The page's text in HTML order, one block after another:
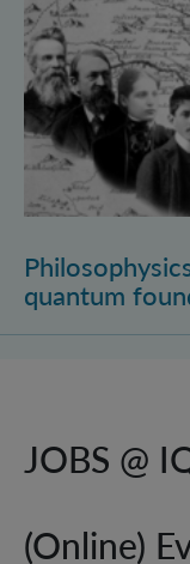
quantum
JOBS @
(Online)